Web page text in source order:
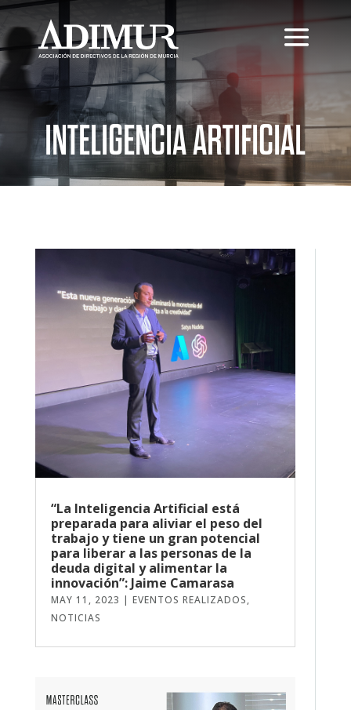
INTELIGENCIA ARTIFICIAL
“La Inteligencia Artificial está
preparada para aliviar el peso del
trabajo y tiene un gran potencial
para liberar a las personas de la
deuda digital y alimentar la
innovación”: Jaime Camarasa
MAY 11, 2023 | EVENTOS REALIZADOS,
NOTICIAS